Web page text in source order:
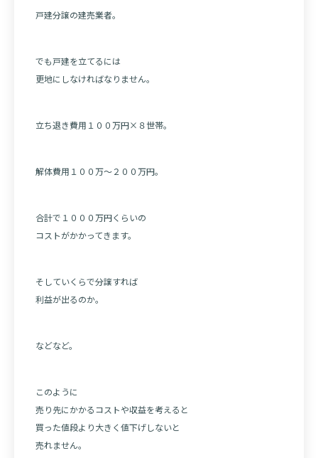
戸建分譲の建売業者。
でも戸建を立てるには
更地にしなければなりません。
立ち退き費用１００万円×８世帯。
解体費用１００万～２００万円。
合計で１０００万円くらいの
コストがかかってきます。
そしていくらで分譲すれば
利益が出るのか。
などなど。
このように
売り先にかかるコストや収益を考えると
買った値段より大きく値下げしないと
売れません。